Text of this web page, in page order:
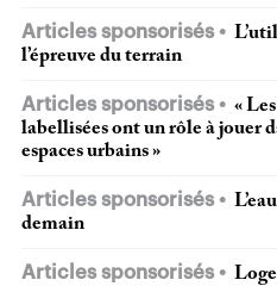
Articles sponsorisés
l’épreuve du terrain
Articles sponsorisés
«
labellisées ont un rôle à jouer
espaces urbains »
Articles sponsorisés
demain
Articles sponsorisés